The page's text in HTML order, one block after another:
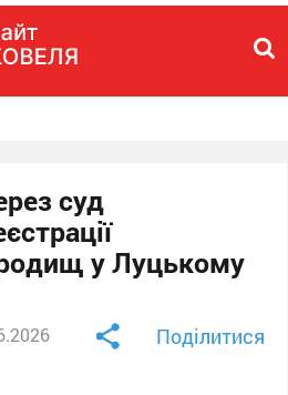
суд
у Луцькому
Поділитися